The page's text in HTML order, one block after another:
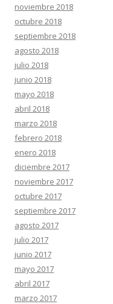
noviembre 2018
octubre 2018
septiembre 2018
agosto 2018
julio 2018
junio 2018
mayo 2018
abril 2018
marzo 2018
febrero 2018
enero 2018
diciembre 2017
noviembre 2017
octubre 2017
septiembre 2017
agosto 2017
julio 2017
junio 2017
mayo 2017
abril 2017
marzo 2017